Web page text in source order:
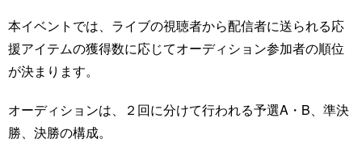
本イベントでは、ライブの視聴者から配信者に送られる応
援アイテムの獲得数に応じてオーディション参加者の順位
が決まります。
オーディションは、２回に分けて行われる予選A・B、準決
勝、決勝の構成。